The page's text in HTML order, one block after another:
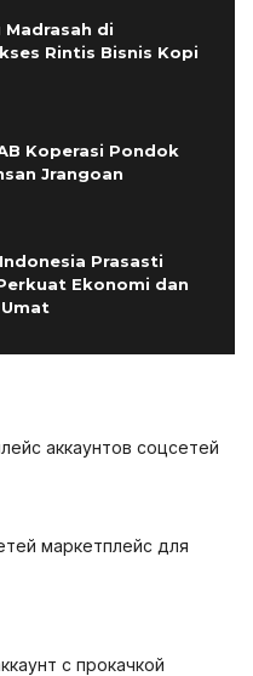
di
Rintis Bisnis Kopi
Koperasi Pondok
Jrangoan
Prasasti
Ekonomi dan
аккаунтов соцсетей
маркетплейс для
с прокачкой